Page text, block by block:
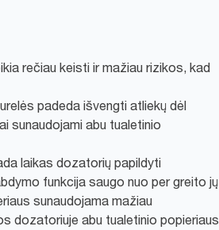
rečiau keisti ir mažiau rizikos, kad
padeda išvengti atliekų dėl
sunaudojami abu tualetinio
laikas dozatorių papildyti
funkcija saugo nuo per greito jų
sunaudojama mažiau
dozatoriuje abu tualetinio popieriaus